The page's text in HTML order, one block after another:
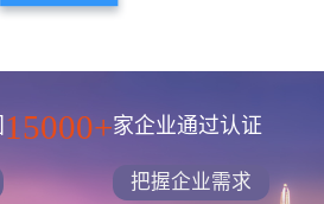
15000+家企业通过认证
把握企业需求